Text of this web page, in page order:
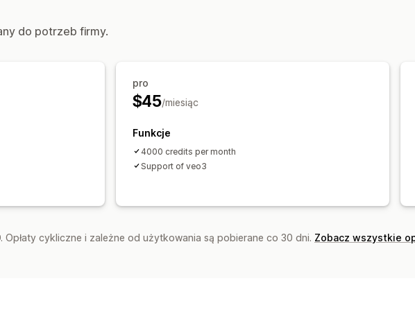
do potrzeb firmy.
pro
$45/miesiąc
Funkcje
4000 credits per month
Support of veo3
Opłaty cykliczne i zależne od użytkowania są pobierane co 30 dni. Zobacz wszystkie